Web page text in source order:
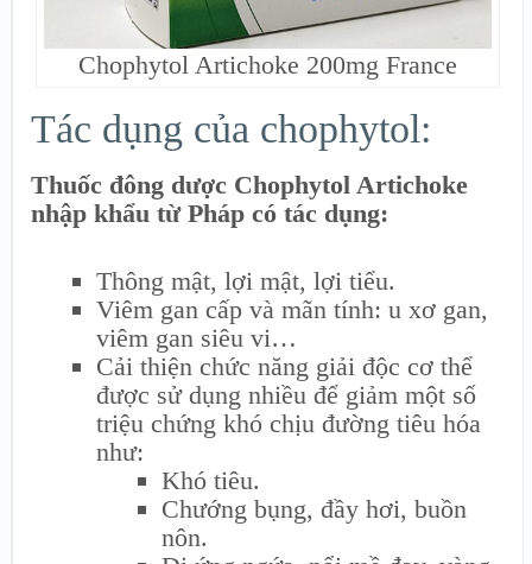
Chophytol Artichoke 200mg France
Tác dụng của chophytol:
Thuốc đông dược Chophytol Artichoke
nhập khẩu từ Pháp có tác dụng:
Thông mật, lợi mật, lợi tiểu.
Viêm gan cấp và mãn tính: u xơ gan,
viêm gan siêu vi…
Cải thiện chức năng giải độc cơ thể
được sử dụng nhiều để giảm một số
triệu chứng khó chịu đường tiêu hóa
như:
Khó tiêu.
Chướng bụng, đầy hơi, buồn
nôn.